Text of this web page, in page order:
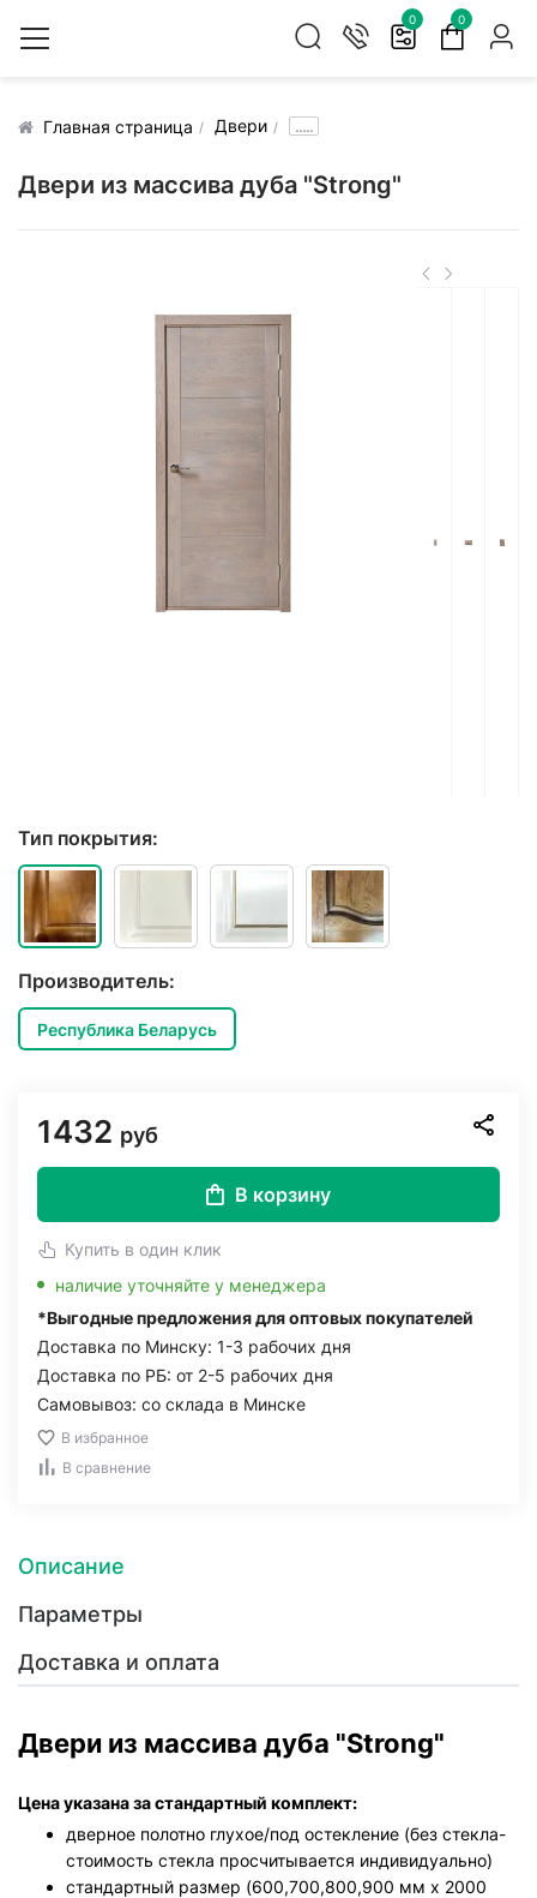
0 0
Главная страница Двери .....
Двери из массива дуба "Strong"
Тип покрытия:
Производитель:
Республика Беларусь
1432 руб
В корзину
Купить в один клик
наличие уточняйте у менеджера
*Выгодные предложения для оптовых покупателей
Доставка по Минску: 1-3 рабочих дня
Доставка по РБ: от 2-5 рабочих дня
Самовывоз: со склада в Минске
В избранное
В сравнение
Описание
Параметры
Доставка и оплата
Двери из массива дуба "Strong"
Цена указана за стандартный комплект:
дверное полотно глухое/под остекление (без стекла-
стоимость стекла просчитывается индивидуально)
стандартный размер (600,700,800,900 мм х 2000